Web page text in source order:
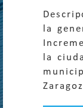
la
la